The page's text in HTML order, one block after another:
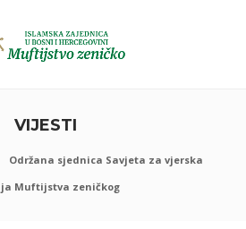
VIJESTI
Održana sjednica Savjeta za vjerska
Muftijstva zeničkog